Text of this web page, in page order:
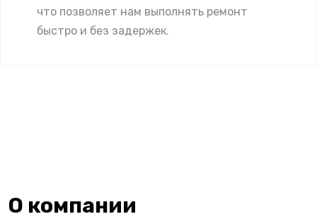
что позволяет нам выполнять ремонт
быстро и без задержек.
О компании